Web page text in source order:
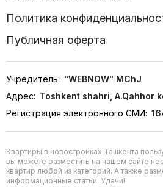
Политика
Публичная оферта
Учредитель: "WEBNOW" MChJ
Адрес: Toshkent shahri, A.Qahhor
Регистрация электронного СМИ:
Квартиры в новостройках Ташкента
вы можете разместить на нашем сайте
квартир любой из категорий. А также
информационные статьи. Удачи!